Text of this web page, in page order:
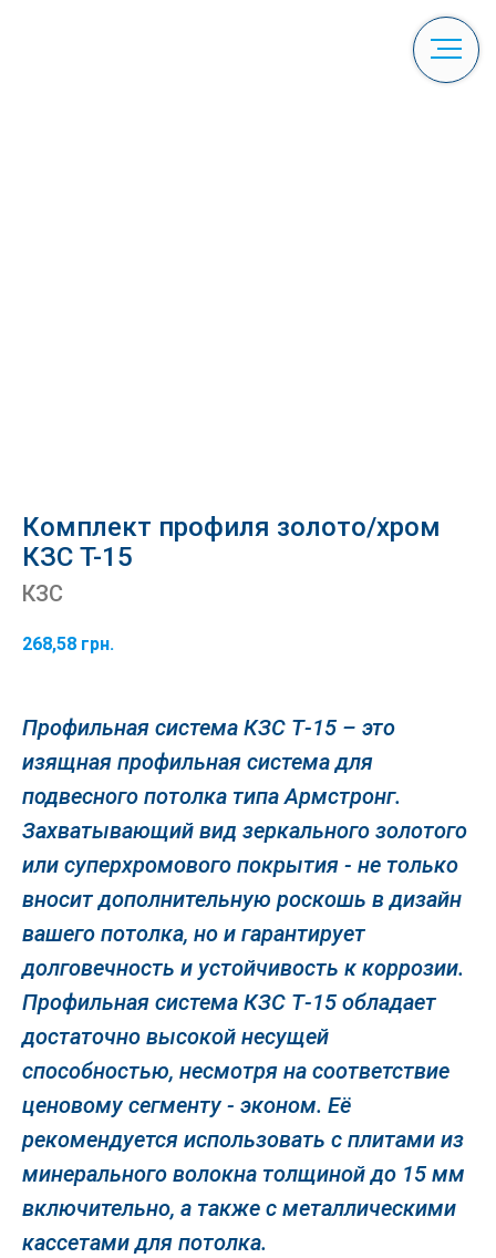
Комплект профиля золото/хром
КЗС T-15
КЗС
268,58 грн.
Профильная система КЗС Т-15 – это
изящная профильная система для
подвесного потолка типа Армстронг.
Захватывающий вид зеркального золотого
или суперхромового покрытия - не только
вносит дополнительную роскошь в дизайн
вашего потолка, но и гарантирует
долговечность и устойчивость к коррозии.
Профильная система КЗС Т-15 обладает
достаточно высокой несущей
способностью, несмотря на соответствие
ценовому сегменту - эконом. Её
рекомендуется использовать с плитами из
минерального волокна толщиной до 15 мм
включительно, а также с металлическими
кассетами для потолка.